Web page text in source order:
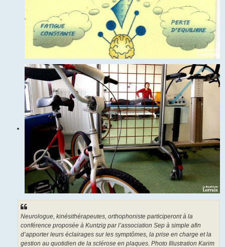
Neurologue, kinésithérapeutes, orthophoniste participeront à la
conférence proposée à Kuntzig par l’association Sep à simple afin
d’apporter leurs éclairages sur les symptômes, la prise en charge et la
gestion au quotidien de la sclérose en plaques. Photo Illustration Karim